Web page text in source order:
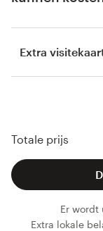
Extra
Totale prijs
Er wordt
Extra lokale